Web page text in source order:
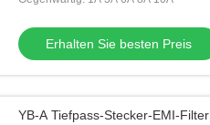
Erhalten Sie besten Preis
YB-A Tiefpass-Stecker-EMI-Filter